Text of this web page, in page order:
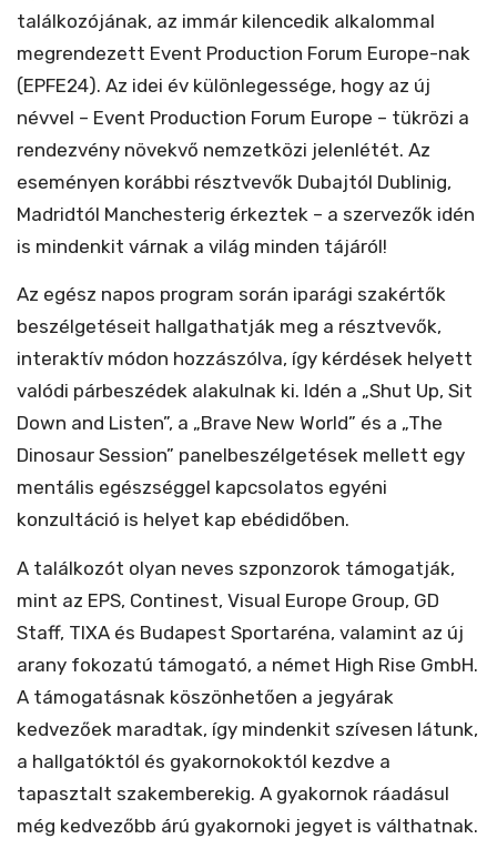
találkozójának, az immár kilencedik alkalommal
megrendezett Event Production Forum Europe-nak
(EPFE24). Az idei év különlegessége, hogy az új
névvel – Event Production Forum Europe – tükrözi a
rendezvény növekvő nemzetközi jelenlétét. Az
eseményen korábbi résztvevők Dubajtól Dublinig,
Madridtól Manchesterig érkeztek – a szervezők idén
is mindenkit várnak a világ minden tájáról!
Az egész napos program során iparági szakértők
beszélgetéseit hallgathatják meg a résztvevők,
interaktív módon hozzászólva, így kérdések helyett
valódi párbeszédek alakulnak ki. Idén a „Shut Up, Sit
Down and Listen”, a „Brave New World” és a „The
Dinosaur Session” panelbeszélgetések mellett egy
mentális egészséggel kapcsolatos egyéni
konzultáció is helyet kap ebédidőben.
A találkozót olyan neves szponzorok támogatják,
mint az EPS, Continest, Visual Europe Group, GD
Staff, TIXA és Budapest Sportaréna, valamint az új
arany fokozatú támogató, a német High Rise GmbH.
A támogatásnak köszönhetően a jegyárak
kedvezőek maradtak, így mindenkit szívesen látunk,
a hallgatóktól és gyakornokoktól kezdve a
tapasztalt szakemberekig. A gyakornok ráadásul
még kedvezőbb árú gyakornoki jegyet is válthatnak.